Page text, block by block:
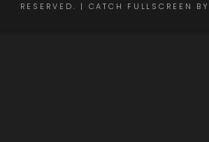
RESERVED. | CATCH FULLSCREEN BY